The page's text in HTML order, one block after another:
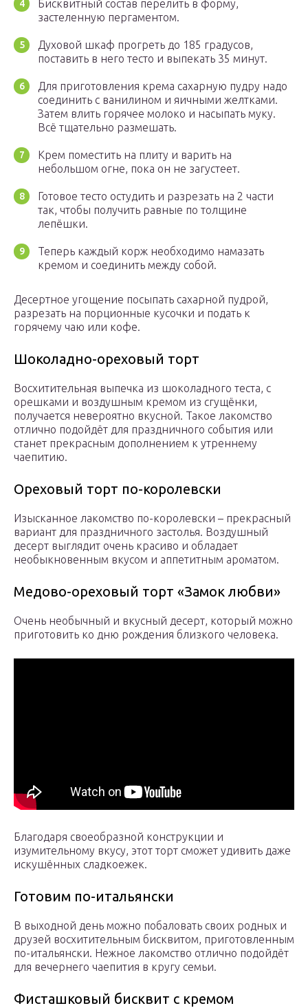
Бисквитный состав перелить в форму,
застеленную пергаментом.
Духовой шкаф прогреть до 185 градусов,
поставить в него тесто и выпекать 35 минут.
Для приготовления крема сахарную пудру надо
соединить с ванилином и яичными желтками.
Затем влить горячее молоко и насыпать муку.
Всё тщательно размешать.
Крем поместить на плиту и варить на
небольшом огне, пока он не загустеет.
Готовое тесто остудить и разрезать на 2 части
так, чтобы получить равные по толщине
лепёшки.
Теперь каждый корж необходимо намазать
кремом и соединить между собой.
Десертное угощение посыпать сахарной пудрой,
разрезать на порционные кусочки и подать к
горячему чаю или кофе.
Шоколадно-ореховый торт
Восхитительная выпечка из шоколадного теста, с
орешками и воздушным кремом из сгущёнки,
получается невероятно вкусной. Такое лакомство
отлично подойдёт для праздничного события или
станет прекрасным дополнением к утреннему
чаепитию.
Ореховый торт по-королевски
Изысканное лакомство по-королевски – прекрасный
вариант для праздничного застолья. Воздушный
десерт выглядит очень красиво и обладает
необыкновенным вкусом и аппетитным ароматом.
Медово-ореховый торт «Замок любви»
Очень необычный и вкусный десерт, который можно
приготовить ко дню рождения близкого человека.
Благодаря своеобразной конструкции и
изумительному вкусу, этот торт сможет удивить даже
искушённых сладкоежек.
Готовим по-итальянски
В выходной день можно побаловать своих родных и
друзей восхитительным бисквитом, приготовленным
по-итальянски. Нежное лакомство отлично подойдёт
для вечернего чаепития в кругу семьи.
Фисташковый бисквит с кремом